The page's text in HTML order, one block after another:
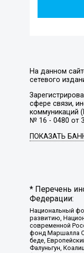
На данном
сетевого
сфере связи,
коммуникаций
№ 16 - 0480 от
ПОКАЗАТЬ
* Перечень
Федерации:
Национальный
развитию,
современной
фонд Маршалла
беде,
Фалуньгун,